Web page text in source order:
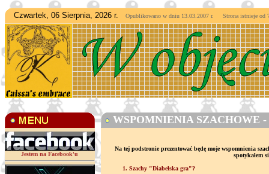
Czwartek, 06 Sierpnia, 2026 r. Opublikowano w dniu 13.03.2007 r. Strona istnieje od
Jestem na Facebook'u
WSPOMNIENIA SZACHOWE -
Na tej podstronie prezentować będę moje wspomnienia
spotykałem
1. Szachy "Diabelska gra"?